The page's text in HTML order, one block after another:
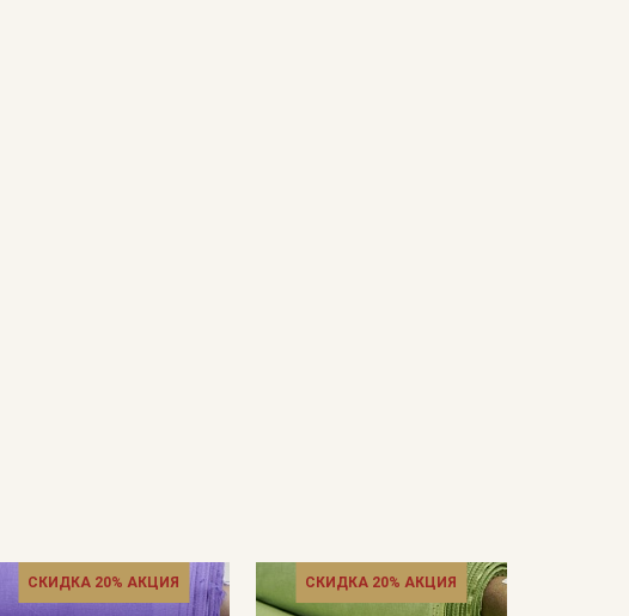
СКИДКА 20% АКЦИЯ СКИДКА 20% АКЦИЯ